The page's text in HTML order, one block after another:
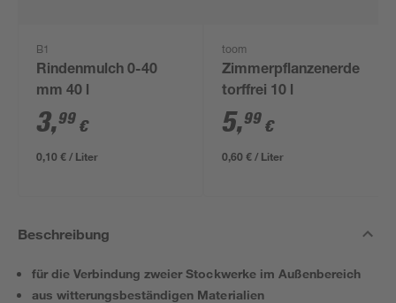
B1
Rindenmulch 0-40
mm 40 l
3,99 €
0,10 € / Liter
toom
Zimmerpflanzenerde
torffrei 10 l
5,99 €
0,60 € / Liter
Beschreibung
für die Verbindung zweier Stockwerke im Außenbereich
aus witterungsbeständigen Materialien